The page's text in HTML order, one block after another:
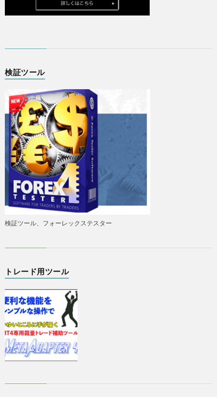
検証ツール
検証ツール、フォーレックステスター
トレード用ツール